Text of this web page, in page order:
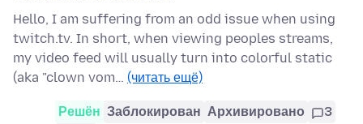
Hello, I am suffering from an odd issue when using
twitch.tv. In short, when viewing peoples streams,
my video feed will usually turn into colorful static
(aka "clown vom… (читать ещё)
Решён Заблокирован Архивировано
3